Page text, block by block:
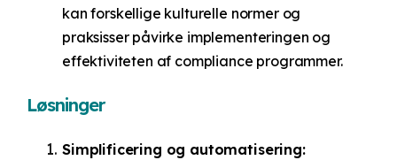
kan forskellige kulturelle normer og
praksisser påvirke implementeringen og
effektiviteten af compliance programmer.
Løsninger
Simplificering og automatisering: